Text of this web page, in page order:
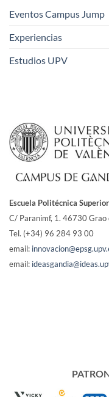
Eventos Campus Jump
Experiencias
Estudios UPV
Escuela Politécnica
C/ Paranimf, 1. 46730 Grao
Tel. (+34) 96 284 93 00
email:
email: